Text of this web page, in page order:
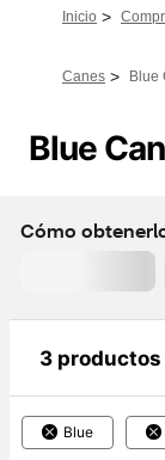
Inicio >
Canes > Blue
Blue
Cómo
3 productos
Blue